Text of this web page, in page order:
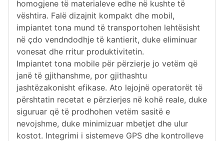
homogjene të materialeve edhe në kushte të
vështira. Falë dizajnit kompakt dhe mobil,
impiantet tona mund të transportohen lehtësisht
në çdo vendndodhje të kantierit, duke eliminuar
vonesat dhe rritur produktivitetin.
Impiantet tona mobile për përzierje jo vetëm që
janë të gjithanshme, por gjithashtu
jashtëzakonisht efikase. Ato lejojnë operatorët të
përshtatin recetat e përzierjes në kohë reale, duke
siguruar që të prodhohen vetëm sasitë e
nevojshme, duke minimizuar mbetjet dhe ulur
kostot. Integrimi i sistemeve GPS dhe kontrolleve